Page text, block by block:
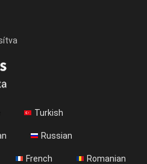
Turkish
Russian
French Romanian